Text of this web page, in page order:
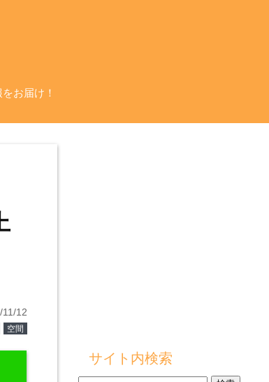
お届け！
11/12
空間
サイト内検索